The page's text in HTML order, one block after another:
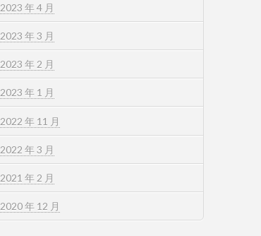
2023 年 4 月
2023 年 3 月
2023 年 2 月
2023 年 1 月
2022 年 11 月
2022 年 3 月
2021 年 2 月
2020 年 12 月